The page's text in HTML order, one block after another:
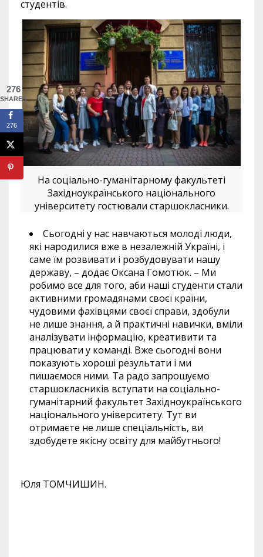
студентів.
На соціально-гуманітарному факультеті
Західноукраїнського національного
університету гостювали старшокласники.
Сьогодні у нас навчаються молоді люди,
які народилися вже в незалежній Україні, і
саме їм розвивати і розбудовувати нашу
державу, – додає Оксана Гомотюк. – Ми
робимо все для того, аби наші студенти стали
активними громадянами своєї країни,
чудовими фахівцями своєї справи, здобули
не лише знання, а й практичні навички, вміли
аналізувати інформацію, креативити та
працювати у команді. Вже сьогодні вони
показують хороші результати і ми
пишаємося ними. Та радо запрошуємо
старшокласників вступати на соціально-
гуманітарний факультет Західноукраїнського
національного університету. Тут ви
отримаєте не лише спеціальність, ви
здобудете якісну освіту для майбутнього!
Юля ТОМЧИШИН.
276
SHARES
276